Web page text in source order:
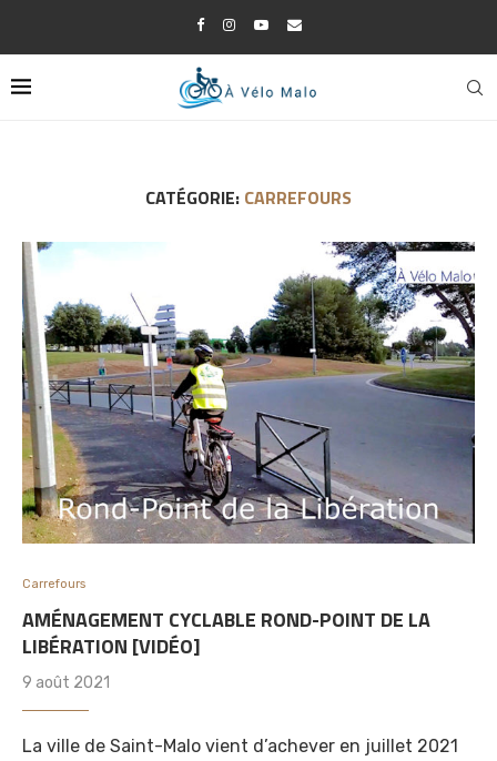
CATÉGORIE: CARREFOURS
Carrefours
AMÉNAGEMENT CYCLABLE ROND-POINT DE LA
LIBÉRATION [VIDÉO]
9 août 2021
La ville de Saint-Malo vient d’achever en juillet 2021